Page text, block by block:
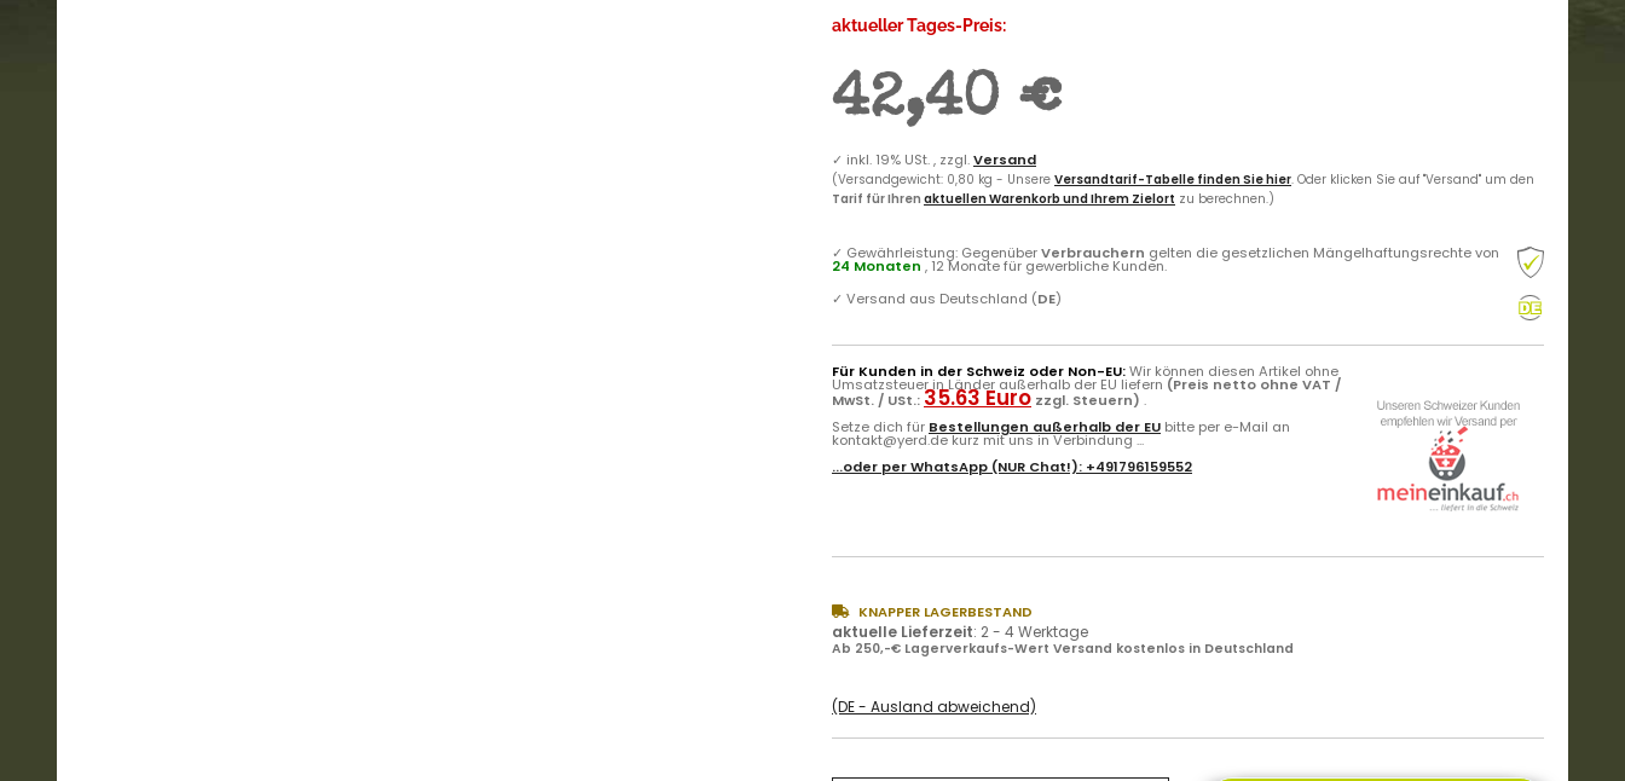
aktueller Tages-Preis:
42,40 €
✓ inkl. 19% USt. , zzgl.Versand
(Versandgewicht: 0,80 kg - Unsere Versandtarif-Tabelle finden Sie hier. Oder klicken Sie auf "Versand" um den
Tarif für Ihren aktuellen Warenkorb und Ihrem Zielort zu berechnen.)
✓ Gewährleistung: GegenüberVerbrauchern gelten die gesetzlichen Mängelhaftungsrechte von
24 Monaten , 12 Monate für gewerbliche Kunden.
✓ Versand aus Deutschland (DE)
Für Kunden in der Schweiz oder Non-EU:Wir können diesen Artikel ohne
Umsatzsteuer in Länder außerhalb der EU liefern (Preis netto ohne VAT /
MwSt. / USt.: 35.63 Euro zzgl. Steuern) .
Setze dich für Bestellungen außerhalb der EU bitte per e-Mail an
kontakt@yerd.de kurz mit uns in Verbindung ...
...oder perWhatsApp (NUR Chat!): +491796159552
KNAPPER LAGERBESTAND
aktuelle Lieferzeit: 2 - 4 Werktage
Ab 250,-€ Lagerverkaufs-Wert Versand kostenlos in Deutschland
(DE - Ausland abweichend)